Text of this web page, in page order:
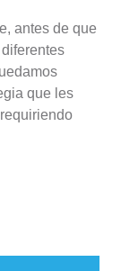
antes de que
que les